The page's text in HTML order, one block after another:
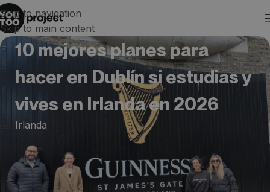
Skip to navigation
Skip to main content
10 mejores planes para
hacer en Dublín si estudias y
vives en Irlanda en 2026
Irlanda